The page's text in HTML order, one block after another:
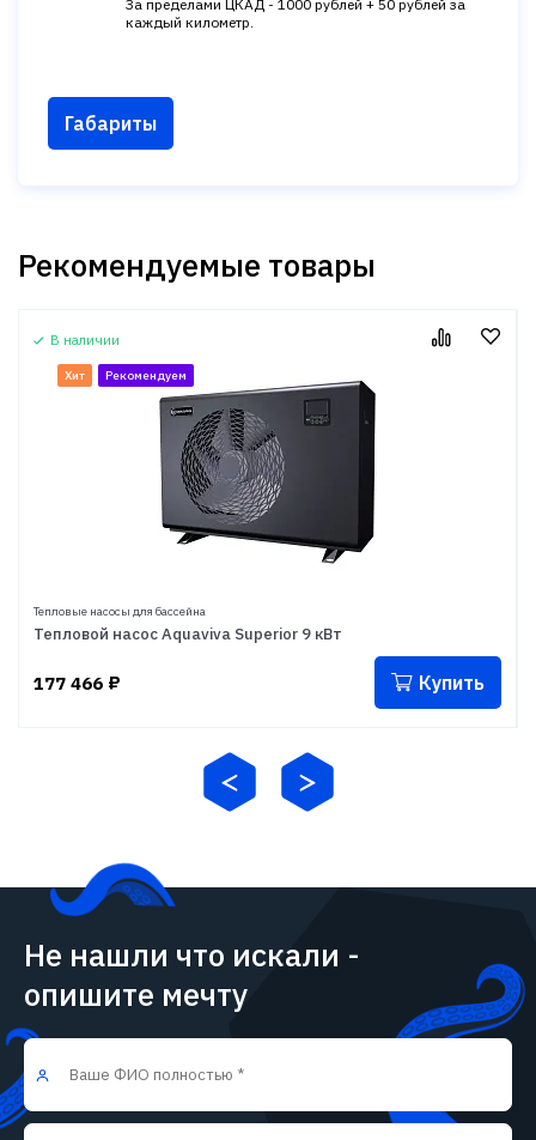
За пределами ЦКАД - 1000 рублей + 50 рублей за
каждый километр.
Габариты
Рекомендуемые товары
В наличии
Хит Рекомендуем
Тепловые насосы для бассейна
Тепловой насос Aquaviva Superior 9 кВт
177 466 ₽ Купить
Не нашли что искали -
опишите мечту